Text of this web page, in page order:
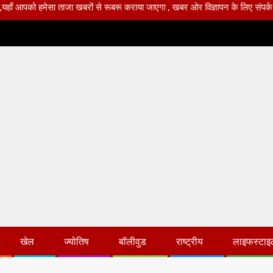
ताजा खबरों से रूबरू कराया जाएगा , खबर ओर विज्ञापन के लिए संपर्क करे +91
खेल ज्योतिष बॉलीवुड राष्ट्रीय